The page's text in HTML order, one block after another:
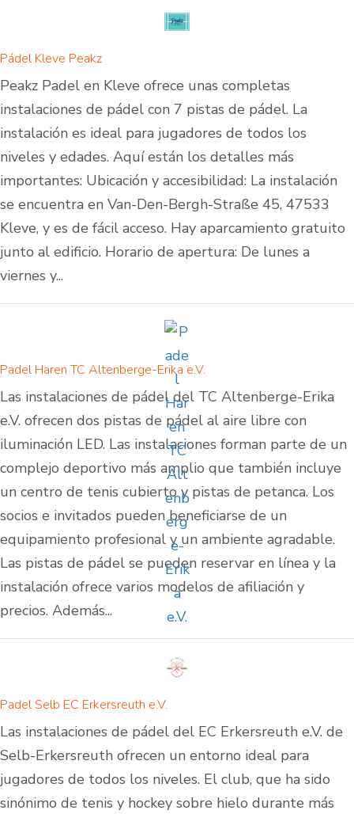
Pádel Kleve Peakz
Peakz Padel en Kleve ofrece unas completas
instalaciones de pádel con 7 pistas de pádel. La
instalación es ideal para jugadores de todos los
niveles y edades. Aquí están los detalles más
importantes: Ubicación y accesibilidad: La instalación
se encuentra en Van-Den-Bergh-Straße 45, 47533
Kleve, y es de fácil acceso. Hay aparcamiento gratuito
junto al edificio. Horario de apertura: De lunes a
viernes y...
Padel Haren TC Altenberge-Erika e.V.
Las instalaciones de pádel del TC Altenberge-Erika
e.V. ofrecen dos pistas de pádel al aire libre con
iluminación LED. Las instalaciones forman parte de un
complejo deportivo más amplio que también incluye
un centro de tenis cubierto y pistas de petanca. Los
socios e invitados pueden beneficiarse de un
equipamiento profesional y un ambiente agradable.
Las pistas de pádel se pueden reservar en línea y la
instalación ofrece varios modelos de afiliación y
precios. Además...
Padel Selb EC Erkersreuth e.V.
Las instalaciones de pádel del EC Erkersreuth e.V. de
Selb-Erkersreuth ofrecen un entorno ideal para
jugadores de todos los niveles. El club, que ha sido
sinónimo de tenis y hockey sobre hielo durante más